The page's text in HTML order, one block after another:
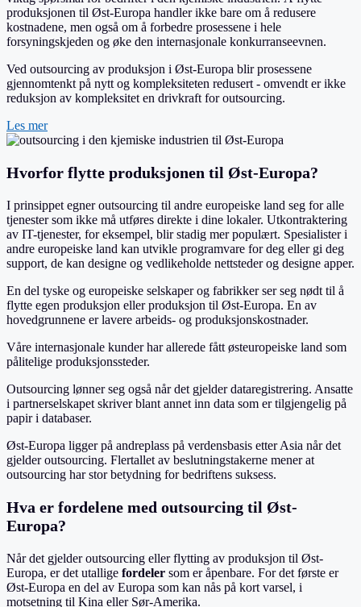
produksjonen til Øst-Europa handler ikke bare om å redusere
kostnadene, men også om å forbedre prosessene i hele
forsyningskjeden og øke den internasjonale konkurranseevnen.
Ved outsourcing av produksjon i Øst-Europa blir prosessene
gjennomtenkt på nytt og kompleksiteten redusert - omvendt er ikke
reduksjon av kompleksitet en drivkraft for outsourcing.
Les mer
Hvorfor flytte produksjonen til Øst-Europa?
I prinsippet egner outsourcing til andre europeiske land seg for alle
tjenester som ikke må utføres direkte i dine lokaler. Utkontraktering
av IT-tjenester, for eksempel, blir stadig mer populært. Spesialister i
andre europeiske land kan utvikle programvare for deg eller gi deg
support, de kan designe og vedlikeholde nettsteder og designe apper.
En del tyske og europeiske selskaper og fabrikker ser seg nødt til å
flytte egen produksjon eller produksjon til Øst-Europa. En av
hovedgrunnene er lavere arbeids- og produksjonskostnader.
Våre internasjonale kunder har allerede fått østeuropeiske land som
pålitelige produksjonssteder.
Outsourcing lønner seg også når det gjelder dataregistrering. Ansatte
i partnerselskapet skriver blant annet inn data som er tilgjengelig på
papir i databaser.
Øst-Europa ligger på andreplass på verdensbasis etter Asia når det
gjelder outsourcing. Flertallet av beslutningstakerne mener at
outsourcing har stor betydning for bedriftens suksess.
Hva er fordelene med outsourcing til Øst-
Europa?
Når det gjelder outsourcing eller flytting av produksjon til Øst-
Europa, er det utallige fordeler som er åpenbare. For det første er
Øst-Europa en del av Europa som kan nås på kort varsel, i
motsetning til Kina eller Sør-Amerika.